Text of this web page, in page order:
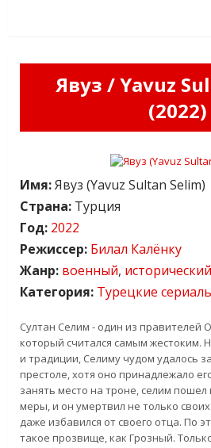
Явуз / Yavuz
(2022)
Имя:Явуз (Yavuz Sultan Selim)
Страна: Турция
Год: 2022
Режиссер: Билал Калёнку
Жанр: военный, исторический
Категория: Турецкие
Султан Селим - один из правителей
который считался самым жестоким.
и традиции, Селиму чудом удалось
престоле, хотя оно принадлежало
занять место на троне, селим
меры, и он умертвил не только
даже избавился от своего отца. По
такое прозвище, как Грозный.